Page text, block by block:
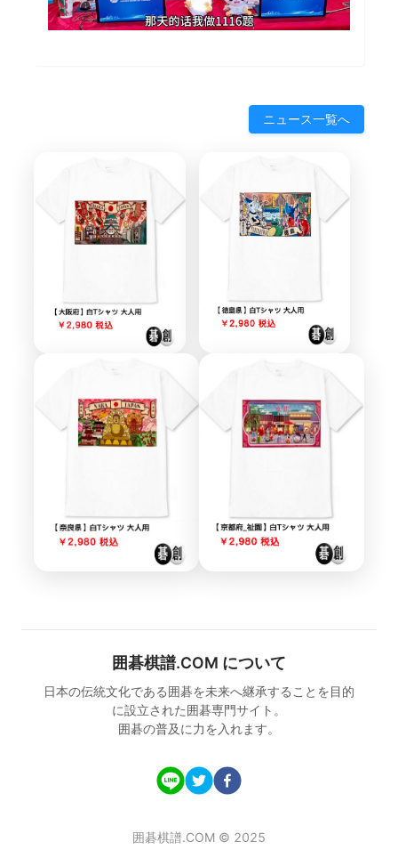
ニュース一覧へ
囲碁棋譜.COM について
日本の伝統文化である囲碁を未来へ継承することを目的
に設立された囲碁専門サイト。
囲碁の普及に力を入れます。
囲碁棋譜.COM © 2025